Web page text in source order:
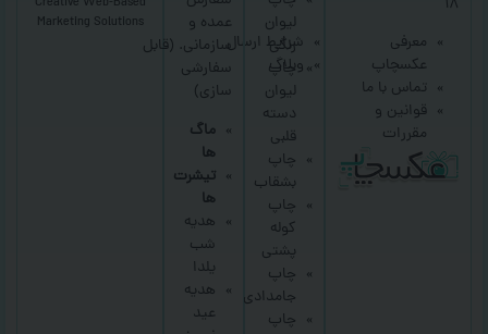
۱۸
معرفی
عکسچاپ
تماس با ما
قوانین و
مقررات
شرایط ارسال
وبلاگ
لیوان
رنگی
چاپ
لیوان
دسته
قلبی
چاپ
بشقاب
چاپ
کوله
پشتی
چاپ
جامدادی
چاپ
عمده و
سازمانی. (قابل
سفارشی
سازی)
ماگ
ها
تیشرت
ها
هدیه
شب
یلدا
هدیه
عید
Marketing Solutions